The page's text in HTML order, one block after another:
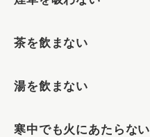
茶を飲まない
湯を飲まない
寒中でも火にあたらない